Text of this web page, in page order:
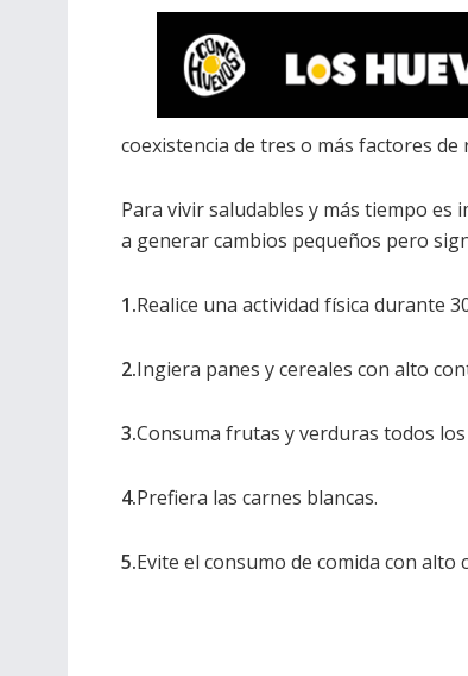
coexistencia de tres o más factores
Para vivir saludables y más tiempo
a generar cambios pequeños pero
1.Realice una actividad física durante
2.Ingiera panes y cereales con alto
3.Consuma frutas y verduras todos los
4.Prefiera las carnes blancas.
5.Evite el consumo de comida con alto